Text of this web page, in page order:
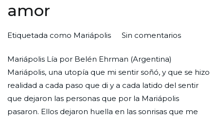
amor
Por
Ciudad
Nueva
Publicada
30
de
septiembre
de
2022
Publicada
Un
lugar
Etiquetada como Mariápolis Sin comentariosen
creído
en
amor
Mariápolis Lía por Belén Ehrman (Argentina)
Mariápolis, una utopía que mi sentir soñó, y que se hizo
realidad a cada paso que di y a cada latido del sentir
que dejaron las personas que por la Mariápolis
pasaron. Ellos dejaron huella en las sonrisas que me